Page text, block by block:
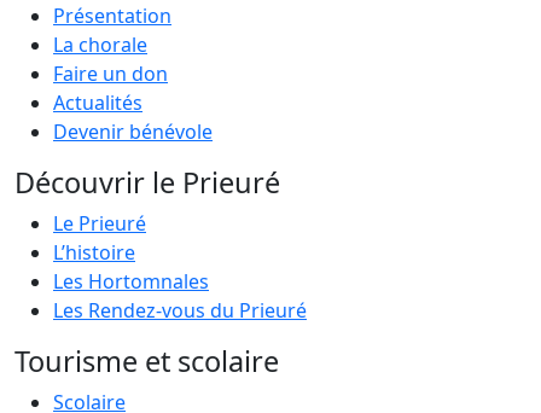
Présentation
La chorale
Faire un don
Actualités
Devenir bénévole
Découvrir le Prieuré
Le Prieuré
L’histoire
Les Hortomnales
Les Rendez-vous du Prieuré
Tourisme et scolaire
Scolaire